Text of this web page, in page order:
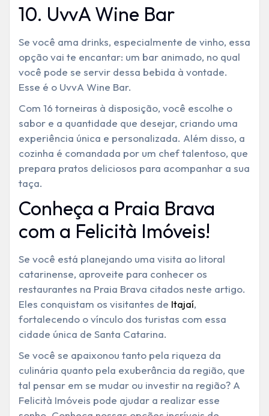
10. UvvA Wine Bar
Se você ama drinks, especialmente de vinho, essa
opção vai te encantar: um bar animado, no qual
você pode se servir dessa bebida à vontade.
Esse é o UvvA Wine Bar.
Com 16 torneiras à disposição, você escolhe o
sabor e a quantidade que desejar, criando uma
experiência única e personalizada. Além disso, a
cozinha é comandada por um chef talentoso, que
prepara pratos deliciosos para acompanhar a sua
taça.
Conheça a Praia Brava
com a Felicità Imóveis!
Se você está planejando uma visita ao litoral
catarinense, aproveite para conhecer os
restaurantes na Praia Brava citados neste artigo.
Eles conquistam os visitantes de Itajaí,
fortalecendo o vínculo dos turistas com essa
cidade única de Santa Catarina.
Se você se apaixonou tanto pela riqueza da
culinária quanto pela exuberância da região, que
tal pensar em se mudar ou investir na região? A
Felicità Imóveis pode ajudar a realizar esse